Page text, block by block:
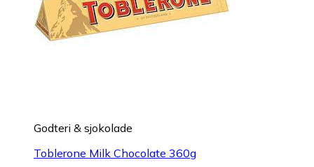
Godteri & sjokolade
Toblerone Milk Chocolate 360g